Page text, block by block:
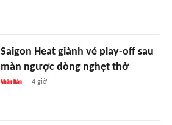
Saigon Heat giành vé play-off sau
màn ngược dòng nghẹt thở
4 giờ